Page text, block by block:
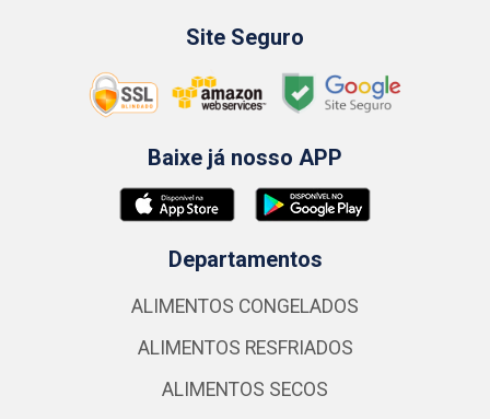
Site Seguro
Baixe já nosso APP
Departamentos
ALIMENTOS CONGELADOS
ALIMENTOS RESFRIADOS
ALIMENTOS SECOS